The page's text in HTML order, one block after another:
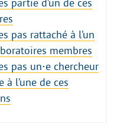
partie d’un de ces
pas rattaché à l’un
membres
pas un⋅e chercheur
à l’une de ces